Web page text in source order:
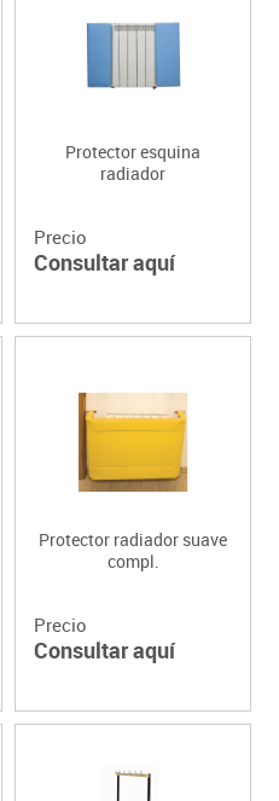
Protector esquina
radiador
Precio
Consultar aquí
Protector radiador suave
compl.
Precio
Consultar aquí